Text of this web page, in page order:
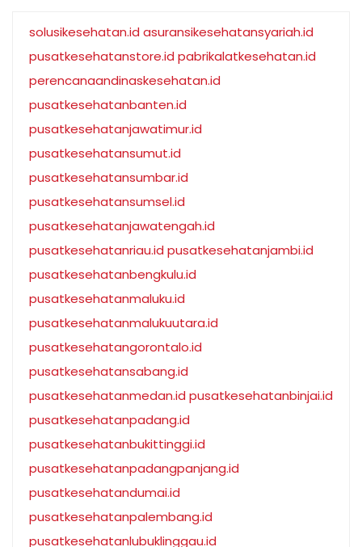
solusikesehatan.id asuransikesehatansyariah.id
pusatkesehatanstore.id pabrikalatkesehatan.id
perencanaandinaskesehatan.id
pusatkesehatanbanten.id
pusatkesehatanjawatimur.id
pusatkesehatansumut.id
pusatkesehatansumbar.id
pusatkesehatansumsel.id
pusatkesehatanjawatengah.id
pusatkesehatanriau.id pusatkesehatanjambi.id
pusatkesehatanbengkulu.id
pusatkesehatanmaluku.id
pusatkesehatanmalukuutara.id
pusatkesehatangorontalo.id
pusatkesehatansabang.id
pusatkesehatanmedan.id pusatkesehatanbinjai.id
pusatkesehatanpadang.id
pusatkesehatanbukittinggi.id
pusatkesehatanpadangpanjang.id
pusatkesehatandumai.id
pusatkesehatanpalembang.id
pusatkesehatanlubuklinggau.id